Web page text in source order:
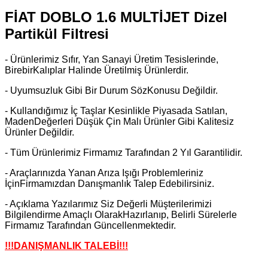
FİAT DOBLO 1.6 MULTİJET Dizel
Partikül Filtresi
- Ürünlerimiz Sıfır, Yan Sanayi Üretim Tesislerinde,
BirebirKalıplar Halinde Üretilmiş Ürünlerdir.
- Uyumsuzluk Gibi Bir Durum SözKonusu Değildir.
- Kullandığımız İç Taşlar Kesinlikle Piyasada Satılan,
MadenDeğerleri Düşük Çin Malı Ürünler Gibi Kalitesiz
Ürünler Değildir.
- Tüm Ürünlerimiz Firmamız Tarafından 2 Yıl Garantilidir.
- Araçlarınızda Yanan Arıza Işığı Problemleriniz
İçinFirmamızdan Danışmanlık Talep Edebilirsiniz.
- Açıklama Yazılarımız Siz Değerli Müşterilerimizi
Bilgilendirme Amaçlı OlarakHazırlanıp, Belirli Sürelerle
Firmamız Tarafından Güncellenmektedir.
!!!DANIŞMANLIK TALEBİ!!!